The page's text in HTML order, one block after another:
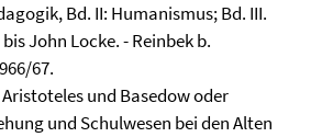
Bd. II: Humanismus; Bd. III.
John Locke. - Reinbek b.
67.
Aristoteles und Basedow oder
und Schulwesen bei den Alten